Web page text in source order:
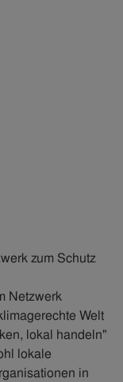
zum Schutz
Netzwerk
Welt
lokal handeln"
lokale
in